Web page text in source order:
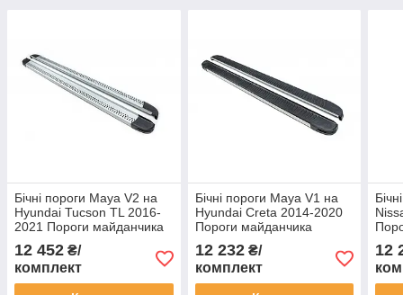
Бічні пороги Maya V2 на
Hyundai Tucson TL 2016-
2021 Пороги майданчика
Хюндай Туксон 2 шт.
12 452 ₴/
комплект
Бічні пороги Maya V1 на
Hyundai Creta 2014-2020
Пороги майданчика
Хюндай Крета 2 шт.
12 232₴/
комплект
12